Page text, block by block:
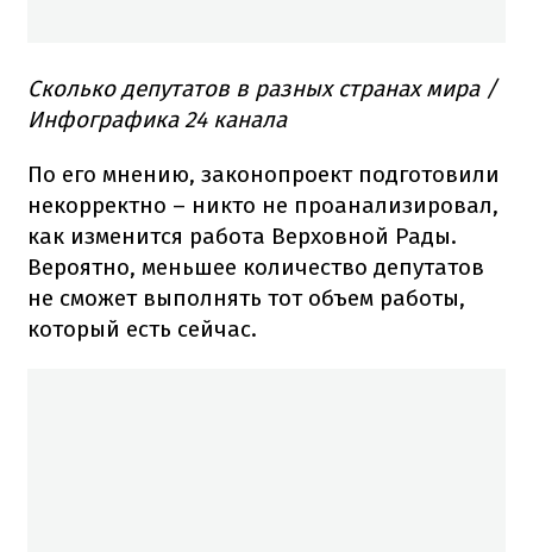
Сколько депутатов в разных странах мира /
Инфографика 24 канала
По его мнению, законопроект подготовили
некорректно – никто не проанализировал,
как изменится работа Верховной Рады.
Вероятно, меньшее количество депутатов
не сможет выполнять тот объем работы,
который есть сейчас.